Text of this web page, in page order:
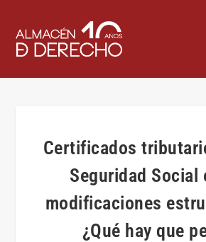
Certificados
Seguridad Social
modificaciones
¿Qué hay que